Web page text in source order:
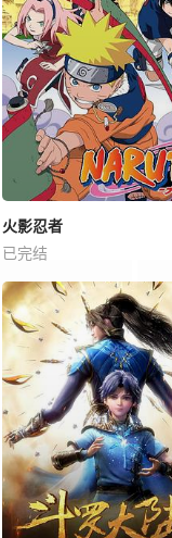
火影忍者
已完结